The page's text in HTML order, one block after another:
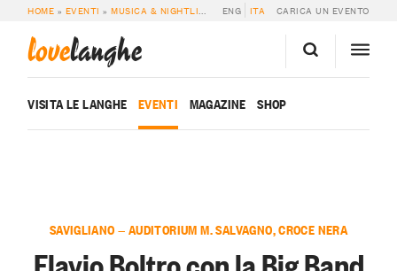
HOME » EVENTI »MUSICA & NIGHTLIFE FLAVIO BOLTRO CON LA BIG BAND
ENG ITA CARICA UN EVENTO
lovelanghe
VISITA LE LANGHE EVENTI MAGAZINE SHOP
SAVIGLIANO — AUDITORIUM M. SALVAGNO, CROCE NERA
Flavio Boltro con la Big Band